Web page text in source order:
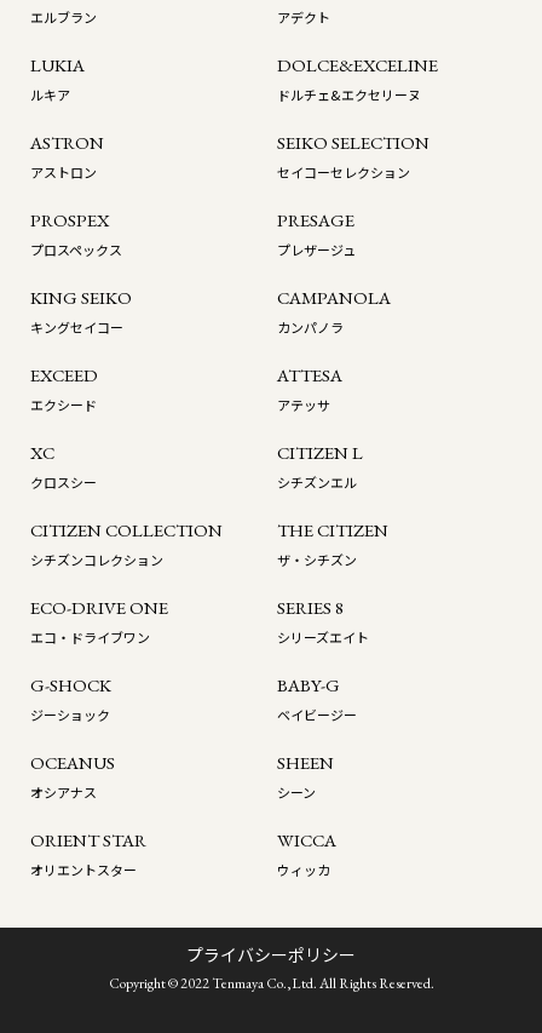
エルブラン アデクト
LUKIA
ルキア
DOLCE&EXCELINE
ドルチェ&エクセリーヌ
ASTRON
アストロン
SEIKO SELECTION
セイコーセレクション
PROSPEX
プロスペックス
PRESAGE
プレザージュ
KING SEIKO
キングセイコー
CAMPANOLA
カンパノラ
EXCEED
エクシード
ATTESA
アテッサ
XC
クロスシー
CITIZEN L
シチズンエル
CITIZEN COLLECTION
シチズンコレクション
THE CITIZEN
ザ・シチズン
ECO-DRIVE ONE
エコ・ドライブワン
SERIES 8
シリーズエイト
G-SHOCK
ジーショック
BABY-G
ベイビージー
OCEANUS
オシアナス
SHEEN
シーン
ORIENT STAR
オリエントスター
WICCA
ウィッカ
プライバシーポリシー
Copyright © 2022 Tenmaya Co.,Ltd. All Rights Reserved.